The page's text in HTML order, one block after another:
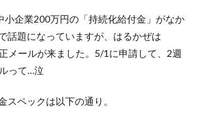
小企業200万円の「持続化給付金」がなか
話題になっていますが、はるかぜは
メールが来ました。5/1に申請して、2週
って…泣
スペックは以下の通り。